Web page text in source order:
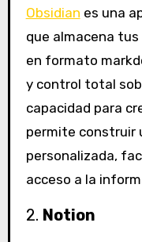
Obsidian es una
que almacena
en formato
y control total
capacidad para
permite construir
personalizada,
acceso a la
2. Notion